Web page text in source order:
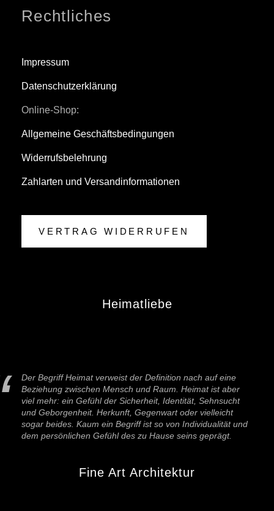
Rechtliches
Impressum
Datenschutzerklärung
Online-Shop:
Allgemeine Geschäftsbedingungen
Widerrufsbelehrung
Zahlarten und Versandinformationen
VERTRAG WIDERRUFEN
Heimatliebe
Der Begriff Heimat verweist der Definition nach auf eine
Beziehung zwischen Mensch und Raum. Heimat ist aber
viel mehr: ein Gefühl der Sicherheit, Identität, Sehnsucht
und Geborgenheit. Herkunft, Gegenwart oder vielleicht
sogar beides. Kaum ein Begriff ist so von Individualität und
dem persönlichen Gefühl des zu Hause seins geprägt.
Fine Art Architektur